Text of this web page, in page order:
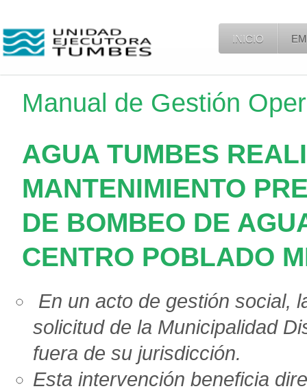
INICIO
Manual de Gestión
AGUA TUMBES
MANTENIMIENTO
DE BOMBEO DE
CENTRO POBLADO
En un acto de gestión social,
solicitud de la Municipalidad
fuera de su jurisdicción.
Esta intervención beneficia